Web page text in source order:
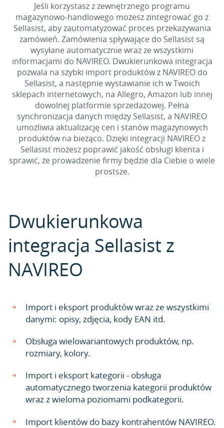
Jeśli korzystasz z zewnętrznego programu
magazynowo-handlowego możesz zintegrować go z
Sellasist, aby zautomatyzować proces przekazywania
zamówień. Zamówienia spływające do Sellasist są
wysyłane automatycznie wraz ze wszystkimi
informacjami do NAVIREO. Dwukierunkowa integracja
pozwala na szybki import produktów z NAVIREO do
Sellasist, a następnie wystawianie ich w Twoich
sklepach internetowych, na Allegro, Amazon lub innej
dowolnej platformie sprzedażowej. Pełna
synchronizacja danych między Sellasist, a NAVIREO
umożliwia aktualizację cen i stanów magazynowych
produktów na bieżąco. Dzięki integracji NAVIREO z
Sellasist możesz poprawić jakość obsługi klienta i
sprawić, że prowadzenie firmy będzie dla Ciebie o wiele
prostsze.
Dwukierunkowa
integracja Sellasist z
NAVIREO
Import i eksport produktów wraz ze wszystkimi
danymi: opisy, zdjęcia, kody EAN itd.
Obsługa wielowariantowych produktów, np.
rozmiary, kolory.
Import i eksport kategorii - obsługa
automatycznego tworzenia kategorii produktów
wraz z wieloma poziomami podkategorii.
Import klientów do bazy kontrahentów NAVIREO.